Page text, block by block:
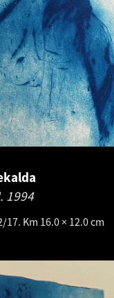
1994
17. Km 16.0 × 12.0 cm